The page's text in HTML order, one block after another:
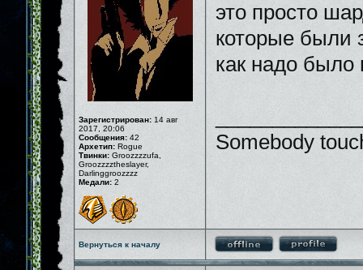
Зарегистрирован: 14 авг
2017, 20:06
Сообщения: 42
Архетип: Rogue
Твинки: Groozzzzufa,
Groozzzztheslayer,
Darlinggroozzzz
Медали: 2
это просто
которые были
как надо было
Somebody
Вернуться к началу